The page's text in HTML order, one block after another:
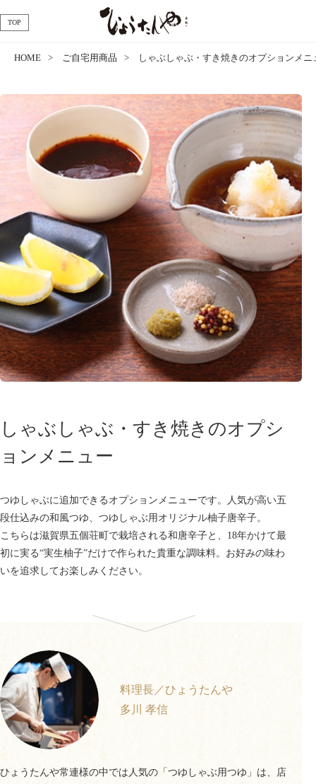
TOP
HOME ご自宅用商品 しゃぶしゃぶ・すき焼きのオプションメニ
しゃぶしゃぶ・すき焼きのオプシ
ョンメニュー
つゆしゃぶに追加できるオプションメニューです。人気が高い五
段仕込みの和風つゆ、つゆしゃぶ用オリジナル柚子唐辛子。
こちらは滋賀県五個荘町で栽培される和唐辛子と、18年かけて最
初に実る“実生柚子”だけで作られた貴重な調味料。お好みの味わ
いを追求してお楽しみください。
料理長／ひょうたんや
多川 孝信
ひょうたんや常連様の中では人気の「つゆしゃぶ用つゆ」は、店